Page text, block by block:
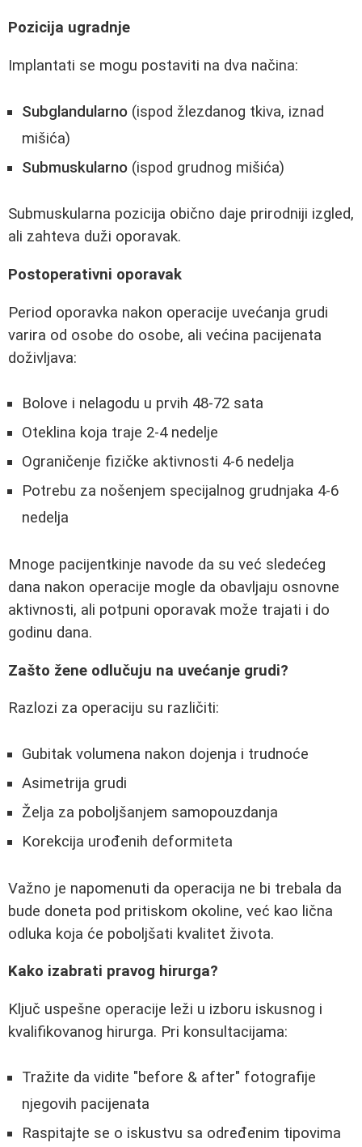
Pozicija ugradnje
Implantati se mogu postaviti na dva načina:
Subglandularno (ispod žlezdanog tkiva, iznad
mišića)
Submuskularno (ispod grudnog mišića)
Submuskularna pozicija obično daje prirodniji izgled,
ali zahteva duži oporavak.
Postoperativni oporavak
Period oporavka nakon operacije uvećanja grudi
varira od osobe do osobe, ali većina pacijenata
doživljava:
Bolove i nelagodu u prvih 48-72 sata
Oteklina koja traje 2-4 nedelje
Ograničenje fizičke aktivnosti 4-6 nedelja
Potrebu za nošenjem specijalnog grudnjaka 4-6
nedelja
Mnoge pacijentkinje navode da su već sledećeg
dana nakon operacije mogle da obavljaju osnovne
aktivnosti, ali potpuni oporavak može trajati i do
godinu dana.
Zašto žene odlučuju na uvećanje grudi?
Razlozi za operaciju su različiti:
Gubitak volumena nakon dojenja i trudnoće
Asimetrija grudi
Želja za poboljšanjem samopouzdanja
Korekcija urođenih deformiteta
Važno je napomenuti da operacija ne bi trebala da
bude doneta pod pritiskom okoline, već kao lična
odluka koja će poboljšati kvalitet života.
Kako izabrati pravog hirurga?
Ključ uspešne operacije leži u izboru iskusnog i
kvalifikovanog hirurga. Pri konsultacijama:
Tražite da vidite "before & after" fotografije
njegovih pacijenata
Raspitajte se o iskustvu sa određenim tipovima